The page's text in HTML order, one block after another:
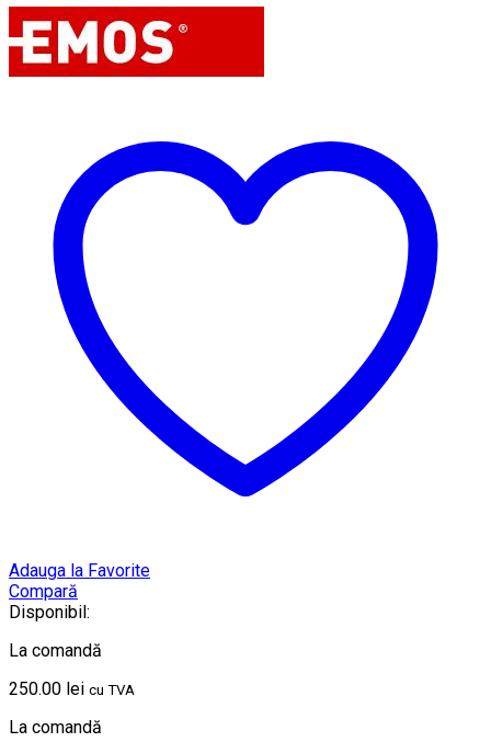
Adauga la Favorite
Compară
Disponibil:
La comandă
250.00 lei cu TVA
La comandă